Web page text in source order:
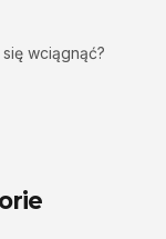
wciągnąć?